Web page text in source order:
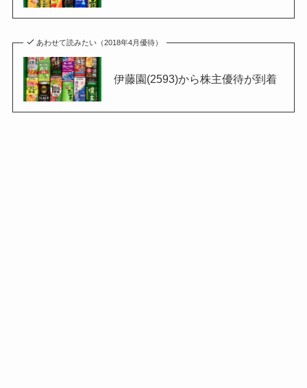
あわせて読みたい（2018年4月優待）
伊藤園(2593)から株主優待が到着